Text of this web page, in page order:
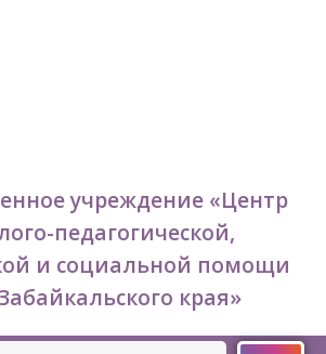
учреждение «Центр
педагогической,
и социальной помощи
края»